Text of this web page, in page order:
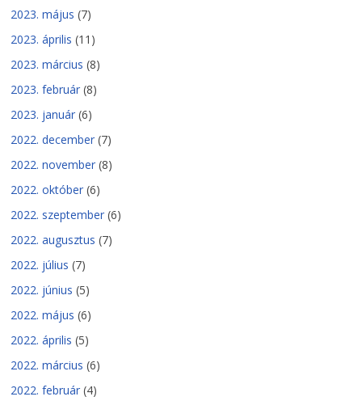
2023. május (7)
2023. április (11)
2023. március (8)
2023. február (8)
2023. január (6)
2022. december (7)
2022. november (8)
2022. október (6)
2022. szeptember (6)
2022. augusztus (7)
2022. július (7)
2022. június (5)
2022. május (6)
2022. április (5)
2022. március (6)
2022. február (4)